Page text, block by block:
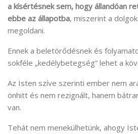
a kísértésnek sem, hogy állandóan
ebbe az állapotba, miszerint a
megoldani.
Ennek a beletörődésnek és
sokféle „kedélybetegség” lehet a
Az Isten szíve szerinti ember nem
önhitt és nem rezignált, hanem
van.
Tehát nem menekülhetünk, ahogy